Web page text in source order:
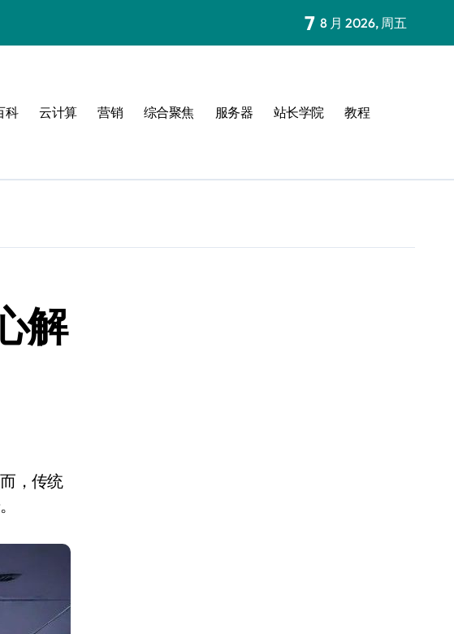
7 8 月 2026, 周五
科 云计算 营销 综合聚焦 服务器 站长学院 教程
解